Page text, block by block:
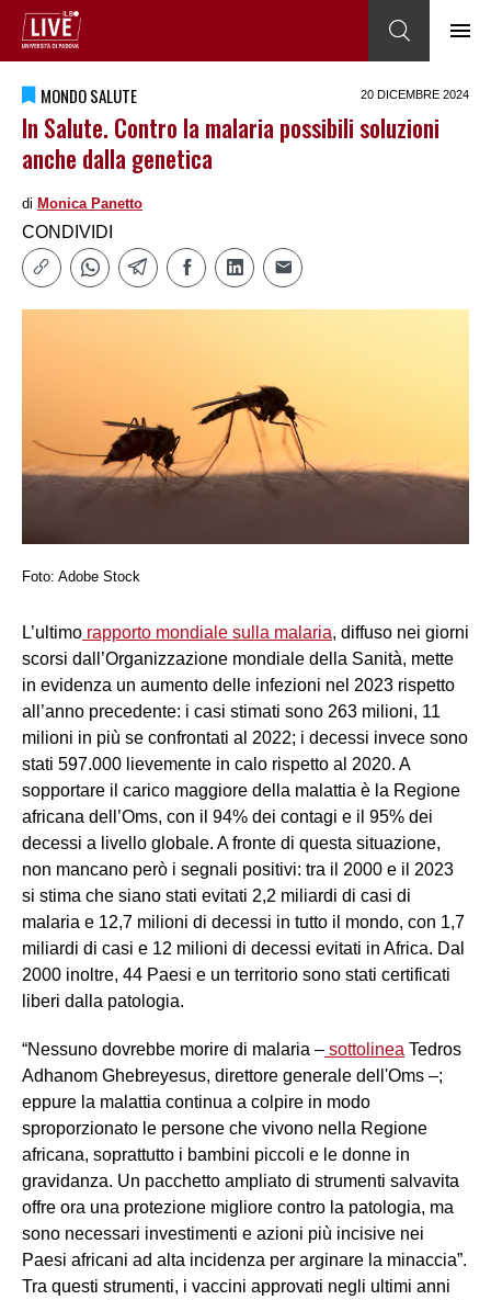
MONDO SALUTE 20 DICEMBRE 2024
In Salute. Contro la malaria possibili soluzioni
anche dalla genetica
di Monica Panetto
CONDIVIDI
Foto: Adobe Stock
L’ultimo rapporto mondiale sulla malaria, diffuso nei giorni
scorsi dall’Organizzazione mondiale della Sanità, mette
in evidenza un aumento delle infezioni nel 2023 rispetto
all’anno precedente: i casi stimati sono 263 milioni, 11
milioni in più se confrontati al 2022; i decessi invece sono
stati 597.000 lievemente in calo rispetto al 2020. A
sopportare il carico maggiore della malattia è la Regione
africana dell’Oms, con il 94% dei contagi e il 95% dei
decessi a livello globale. A fronte di questa situazione,
non mancano però i segnali positivi: tra il 2000 e il 2023
si stima che siano stati evitati 2,2 miliardi di casi di
malaria e 12,7 milioni di decessi in tutto il mondo, con 1,7
miliardi di casi e 12 milioni di decessi evitati in Africa. Dal
2000 inoltre, 44 Paesi e un territorio sono stati certificati
liberi dalla patologia.
“Nessuno dovrebbe morire di malaria – sottolinea Tedros
Adhanom Ghebreyesus, direttore generale dell'Oms –;
eppure la malattia continua a colpire in modo
sproporzionato le persone che vivono nella Regione
africana, soprattutto i bambini piccoli e le donne in
gravidanza. Un pacchetto ampliato di strumenti salvavita
offre ora una protezione migliore contro la patologia, ma
sono necessari investimenti e azioni più incisive nei
Paesi africani ad alta incidenza per arginare la minaccia”.
Tra questi strumenti, i vaccini approvati negli ultimi anni